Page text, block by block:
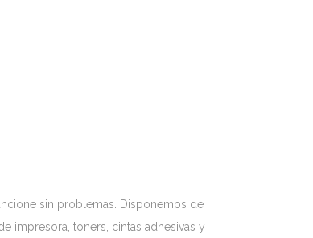
sin problemas. Disponemos de
impresora, toners, cintas adhesivas y